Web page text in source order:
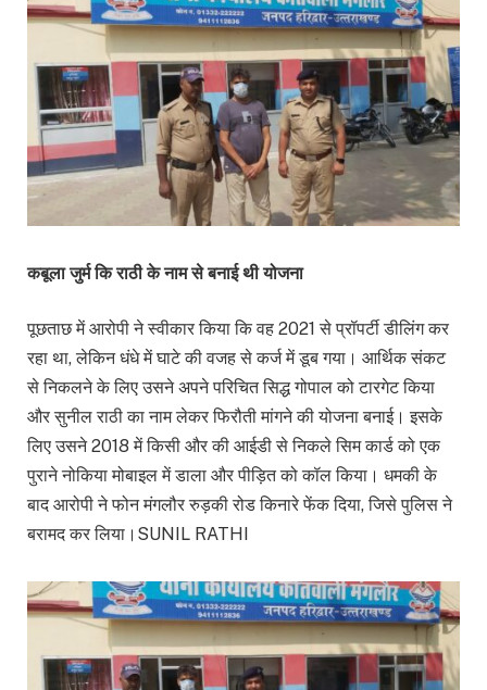
कबूला जुर्म कि राठी के नाम से बनाई थी योजना
पूछताछ में आरोपी ने स्वीकार किया कि वह 2021 से प्रॉपर्टी डीलिंग कर
रहा था, लेकिन धंधे में घाटे की वजह से कर्ज में डूब गया। आर्थिक संकट
से निकलने के लिए उसने अपने परिचित सिद्ध गोपाल को टारगेट किया
और सुनील राठी का नाम लेकर फिरौती मांगने की योजना बनाई। इसके
लिए उसने 2018 में किसी और की आईडी से निकले सिम कार्ड को एक
पुराने नोकिया मोबाइल में डाला और पीड़ित को कॉल किया। धमकी के
बाद आरोपी ने फोन मंगलौर रुड़की रोड किनारे फेंक दिया, जिसे पुलिस ने
बरामद कर लिया।SUNIL RATHI